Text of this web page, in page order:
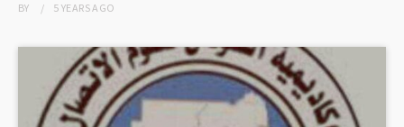
BY 5 YEARSAGO